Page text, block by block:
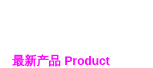
最新产品 Product